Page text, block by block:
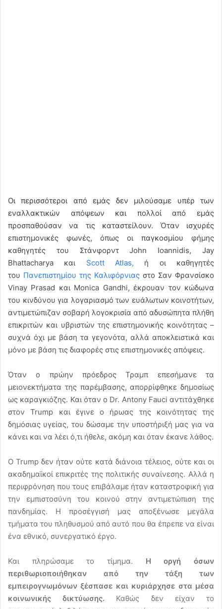
Οι περισσότεροι από εμάς δεν μιλούσαμε υπέρ των
εναλλακτικών απόψεων και πολλοί από εμάς
προσπαθούσαν να τις καταστείλουν. Όταν ισχυρές
επιστημονικές φωνές, όπως οι παγκοσμίου φήμης
καθηγητές του Στάνφορντ John Ioannidis, Jay
Bhattacharya και Scott Atlas, ή οι καθηγητές
του Πανεπιστημίου της Καλιφόρνιας στο Σαν Φρανσίσκο
Vinay Prasad και Monica Gandhi, έκρουαν τον κώδωνα
του κινδύνου για λογαριασμό των ευάλωτων κοινοτήτων,
αντιμετώπιζαν σοβαρή λογοκρισία από αδυσώπητα πλήθη
επικριτών και υβριστών της επιστημονικής κοινότητας –
συχνά όχι με βάση τα γεγονότα, αλλά αποκλειστικά και
μόνο με βάση τις διαφορές στις επιστημονικές απόψεις.
Όταν ο πρώην πρόεδρος Τραμπ επεσήμανε τα
μειονεκτήματα της παρέμβασης, απορρίφθηκε δημοσίως
ως καραγκιόζης. Και όταν ο Dr. Antony Fauci αντιτάχθηκε
στον Trump και έγινε ο ήρωας της κοινότητας της
δημόσιας υγείας, του δώσαμε την υποστήριξή μας για να
κάνει και να λέει ό,τι ήθελε, ακόμη και όταν έκανε λάθος.
Ο Trump δεν ήταν ούτε κατά διάνοια τέλειος, ούτε και οι
ακαδημαϊκοί επικριτές της πολιτικής συναίνεσης. Αλλά η
περιφρόνηση που τους επιβάλαμε ήταν καταστροφική για
την εμπιστοσύνη του κοινού στην αντιμετώπιση της
πανδημίας. Η προσέγγισή μας αποξένωσε μεγάλα
τμήματα του πληθυσμού από αυτό που θα έπρεπε να είναι
ένα εθνικό, συνεργατικό έργο.
Και πληρώσαμε το τίμημα. Η οργή όσων
περιθωριοποιήθηκαν από την τάξη των
εμπειρογνωμόνων ξέσπασε και κυριάρχησε στα μέσα
κοινωνικής δικτύωσης. Καθώς δεν είχαν το